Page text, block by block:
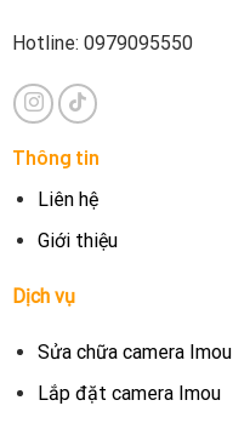
Hotline: 0979095550
Thông tin
Liên hệ
Giới thiệu
Dịch vụ
Sửa chữa camera Imou
Lắp đặt camera Imou